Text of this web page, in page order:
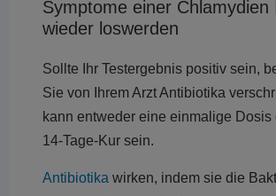
Symptome einer Chlamydien
wieder loswerden
Sollte Ihr Testergebnis positiv sein,
Sie von Ihrem Arzt Antibiotika
kann entweder eine einmalige Dosis
14-Tage-Kur sein.
Antibiotika wirken, indem sie die